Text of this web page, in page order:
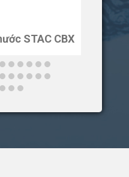
STAC CBX